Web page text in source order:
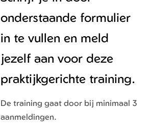
onderstaande formulier
in te vullen en meld
jezelf aan voor deze
praktijkgerichte training.
De training gaat door bij minimaal 3
aanmeldingen.